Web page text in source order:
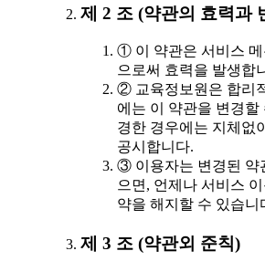
제 2 조 (약관의 효력과
① 이 약관은 서비스
으로써 효력을 발생합
② 교육정보원은 합리
에는 이 약관을 변경할
경한 경우에는 지체없
공시합니다.
③ 이용자는 변경된 약
으면, 언제나 서비스
약을 해지할 수 있습니
제 3 조 (약관외 준칙)